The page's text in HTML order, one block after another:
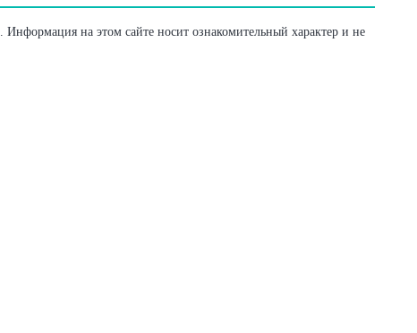
. Информация на этом сайте носит ознакомительный характер и не